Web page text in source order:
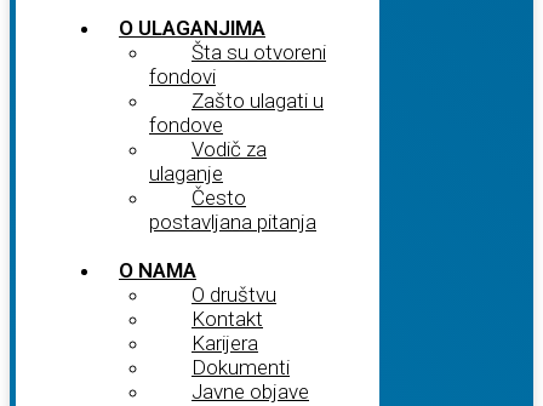
O ULAGANJIMA
Šta su otvoreni
fondovi
Zašto ulagati u
fondove
Vodič za
ulaganje
Često
postavljana pitanja
O NAMA
O društvu
Kontakt
Karijera
Dokumenti
Javne objave